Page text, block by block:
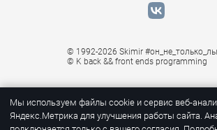
© 1992-2026 Skimir
© K back && front ends programming
Мы используем файлы cookie и сервис веб-
Яндекс.Метрика для улучшения работы сайта.